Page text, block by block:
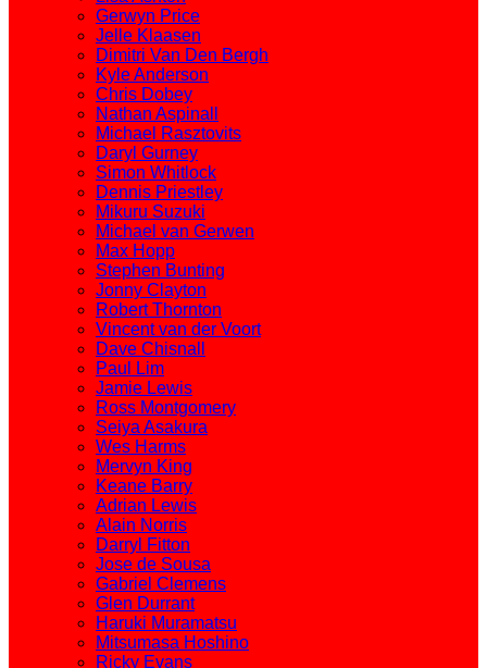
Gerwyn Price
Jelle Klaasen
Dimitri Van Den Bergh
Kyle Anderson
Chris Dobey
Nathan Aspinall
Michael Rasztovits
Daryl Gurney
Simon Whitlock
Dennis Priestley
Mikuru Suzuki
Michael van Gerwen
Max Hopp
Stephen Bunting
Jonny Clayton
Robert Thornton
Vincent van der Voort
Dave Chisnall
Paul Lim
Jamie Lewis
Ross Montgomery
Seiya Asakura
Wes Harms
Mervyn King
Keane Barry
Adrian Lewis
Alain Norris
Darryl Fitton
Jose de Sousa
Gabriel Clemens
Glen Durrant
Haruki Muramatsu
Mitsumasa Hoshino
Ricky Evans